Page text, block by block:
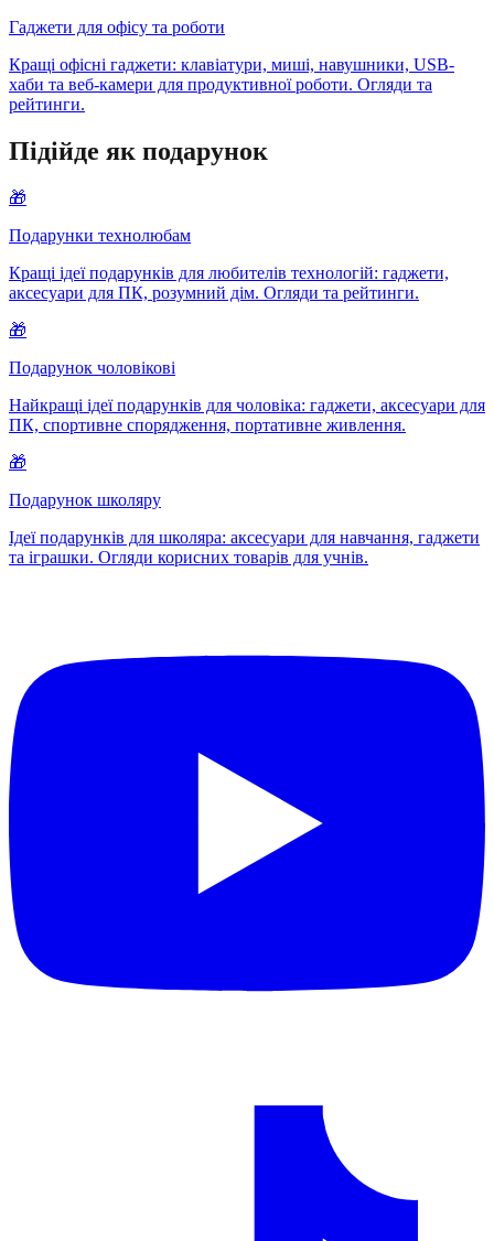
Гаджети для офісу та роботи
Кращі офісні гаджети: клавіатури, миші, навушники, USB-
хаби та веб-камери для продуктивної роботи. Огляди та
рейтинги.
Підійде як подарунок
🎁
Подарунки технолюбам
Кращі ідеї подарунків для любителів технологій: гаджети,
аксесуари для ПК, розумний дім. Огляди та рейтинги.
🎁
Подарунок чоловікові
Найкращі ідеї подарунків для чоловіка: гаджети, аксесуари для
ПК, спортивне спорядження, портативне живлення.
🎁
Подарунок школяру
Ідеї подарунків для школяра: аксесуари для навчання, гаджети
та іграшки. Огляди корисних товарів для учнів.